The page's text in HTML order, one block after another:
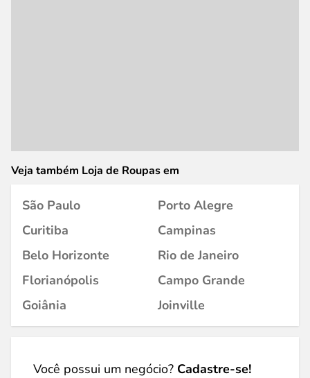
Veja também Loja de Roupas em
São Paulo
Porto Alegre
Curitiba
Campinas
Belo Horizonte
Rio de Janeiro
Florianópolis
Campo Grande
Goiânia
Joinville
Você possui um negócio? Cadastre-se!